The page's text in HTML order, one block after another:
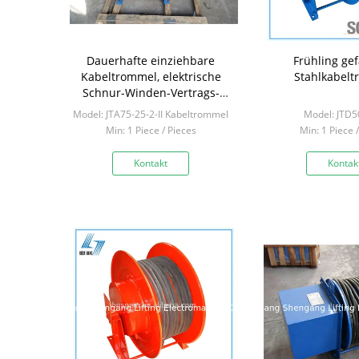
Dauerhafte einziehbare
Kabeltrommel, elektrische
Schnur-Winden-Vertrags-
hübsche Kontur
Model: JTA75-25-2-II Kabeltrommel
Min: 1 Piece / Pieces
Kontakt
Frühling
Model:
Min: 1 Piece